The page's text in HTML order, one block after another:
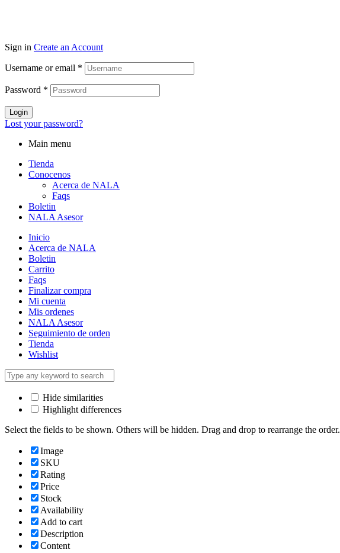
Sign in Create an Account
Username or email *
Password *
Login
Lost your password?
Main menu
Tienda
Conocenos
Acerca de NALA
Faqs
Boletin
NALA Asesor
Inicio
Acerca de NALA
Boletin
Carrito
Faqs
Finalizar compra
Mi cuenta
Mis ordenes
NALA Asesor
Seguimiento de orden
Tienda
Wishlist
Hide similarities
Highlight differences
Select the fields to be shown. Others will be hidden. Drag and drop to rearrange the order.
Image
SKU
Rating
Price
Stock
Availability
Add to cart
Description
Content